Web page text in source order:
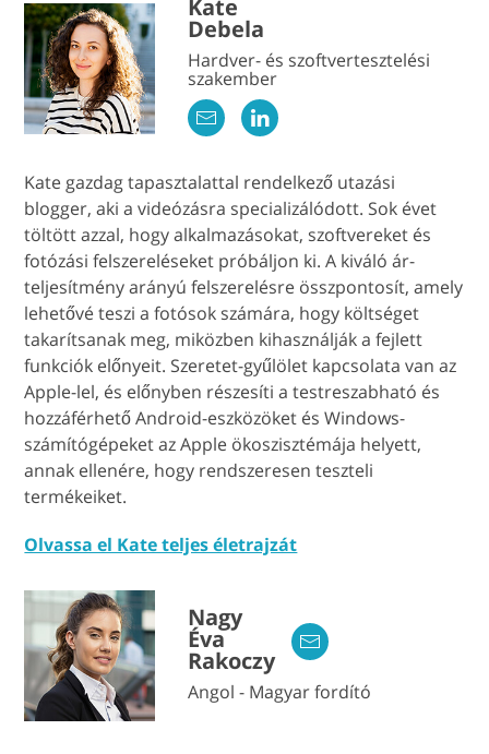
Kate
Debela
Hardver- és szoftvertesztelési
szakember
Kate gazdag tapasztalattal rendelkező utazási
blogger, aki a videózásra specializálódott. Sok évet
töltött azzal, hogy alkalmazásokat, szoftvereket és
fotózási felszereléseket próbáljon ki. A kiváló ár-
teljesítmény arányú felszerelésre összpontosít, amely
lehetővé teszi a fotósok számára, hogy költséget
takarítsanak meg, miközben kihasználják a fejlett
funkciók előnyeit. Szeretet-gyűlölet kapcsolata van az
Apple-lel, és előnyben részesíti a testreszabható és
hozzáférhető Android-eszközöket és Windows-
számítógépeket az Apple ökoszisztémája helyett,
annak ellenére, hogy rendszeresen teszteli
termékeiket.
Olvassa el Kate teljes életrajzát
Nagy
Éva
Rakoczy
Angol - Magyar fordító